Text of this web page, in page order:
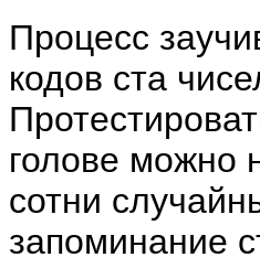
Процесс
кодов ста
голове можно
сотни
запоминание